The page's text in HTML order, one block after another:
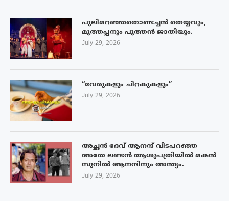
പുലിമറഞ്ഞതൊണ്ടച്ചൻ തെയ്യവും,
മുത്തപ്പനും പുത്തൻ ജാതിയും.
July 29, 2026
“വേരുകളും ചിറകുകളും”
July 29, 2026
അച്ഛൻ ദേവ് ആനന്ദ് വിടപറഞ്ഞ
അതേ ലണ്ടൻ ആശുപത്രിയിൽ മകൻ
സുനിൽ ആനന്ദിനും അന്ത്യം.
July 29, 2026